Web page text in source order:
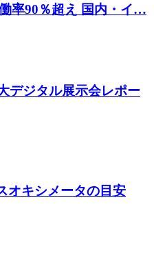
率90％超え 国内・イ…
デジタル展示会レポー
オキシメータの目安